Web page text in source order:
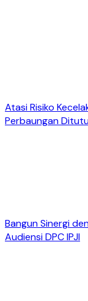
Atasi Risiko
Perbaungan
Bangun Sinergi
Audiensi DPC IPJI